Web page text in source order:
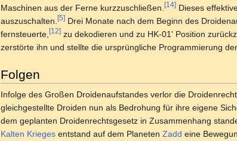
Maschinen aus der Ferne kurzzuschließen. [14] Dieses
auszuschalten. [5] Drei Monate nach dem Beginn des
fernsteuerte, [12] zu dekodieren und zu HK-01' Position
zerstörte ihn und stellte die ursprüngliche Programmierung
Folgen
Infolge des Großen Droidenaufstandes verlor die
gleichgestellte Droiden nun als Bedrohung für ihre eigene
dem geplanten Droidenrechtsgesetz in Zusammenhang
Kalten Krieges entstand auf dem Planeten Zadd eine